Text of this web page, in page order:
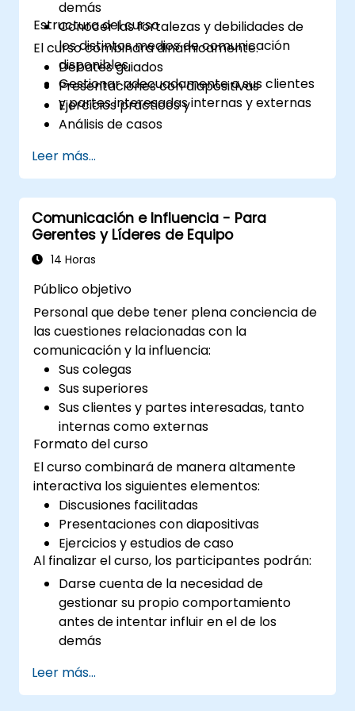
importante crear un plan que tenga en
cuenta tanto los objetivos organizativos
como las necesidades individuales durante el
proceso de cambio.
demás
Conocer las fortalezas y debilidades de
los distintos medios de comunicación
disponibles
Gestionar adecuadamente a sus clientes
y partes interesadas internas y externas
Estructura del curso
El curso combinará dinámicamente:
Debates guiados
Presentaciones con diapositivas
Ejercicios prácticos y
Análisis de casos
Leer más...
Comunicación e Influencia - Para
Gerentes y Líderes de Equipo
14 Horas
Público objetivo
Personal que debe tener plena conciencia de
las cuestiones relacionadas con la
comunicación y la influencia:
Sus colegas
Sus superiores
Sus clientes y partes interesadas, tanto
internas como externas
Formato del curso
El curso combinará de manera altamente
interactiva los siguientes elementos:
Discusiones facilitadas
Presentaciones con diapositivas
Ejercicios y estudios de caso
Al finalizar el curso, los participantes podrán:
Darse cuenta de la necesidad de
gestionar su propio comportamiento
antes de intentar influir en el de los
demás
de los diferentes medios de comunicación
disponibles
Leer más...